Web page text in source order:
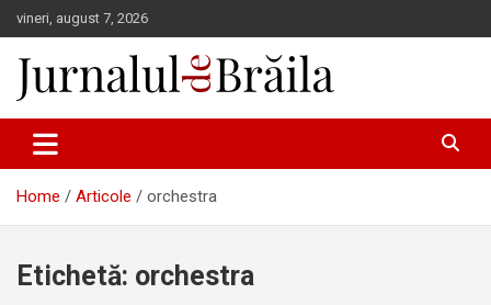
Skip
to
content
vineri, august 7, 2026
Jurnalul de Brăila
Home Articole orchestra
Etichetă: orchestra